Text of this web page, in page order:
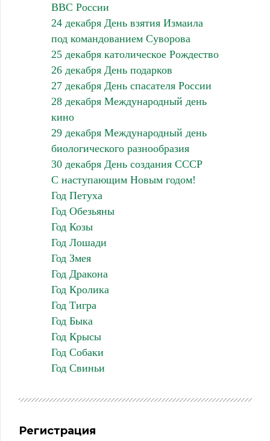
ВВС России
24 декабря День взятия Измаила
под командованием Суворова
25 декабря католическое Рождество
26 декабря День подарков
27 декабря День спасателя России
28 декабря Международный день
кино
29 декабря Международный день
биологического разнообразия
30 декабря День создания СССР
С наступающим Новым годом!
Год Петуха
Год Обезьяны
Год Козы
Год Лошади
Год Змея
Год Дракона
Год Кролика
Год Тигра
Год Быка
Год Крысы
Год Собаки
Год Свиньи
Регистрация